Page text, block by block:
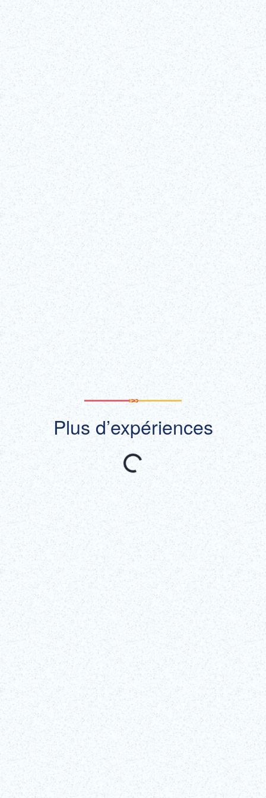
La tour de Tokyo, qui culmine à 333 mètres, a été construite en 1958.
Ses plateformes d’observation et ses illuminations en font une
Lire la suite
(lien externe)
Afficher tout
Plus d’expériences
Recommandé
Passez derrière le rideau de l’un des arts du spectacle les plus